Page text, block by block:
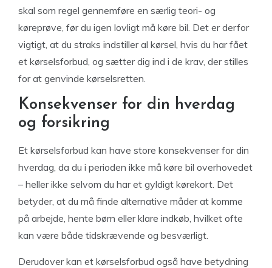
skal som regel gennemføre en særlig teori- og
køreprøve, før du igen lovligt må køre bil. Det er derfor
vigtigt, at du straks indstiller al kørsel, hvis du har fået
et kørselsforbud, og sætter dig ind i de krav, der stilles
for at genvinde kørselsretten.
Konsekvenser for din hverdag
og forsikring
Et kørselsforbud kan have store konsekvenser for din
hverdag, da du i perioden ikke må køre bil overhovedet
– heller ikke selvom du har et gyldigt kørekort. Det
betyder, at du må finde alternative måder at komme
på arbejde, hente børn eller klare indkøb, hvilket ofte
kan være både tidskrævende og besværligt.
Derudover kan et kørselsforbud også have betydning